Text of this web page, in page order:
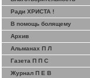
Ради ХРИСТА !
В помощь болящему
Архив
Альманах П Л
Газета П П С
Журнал П Е В